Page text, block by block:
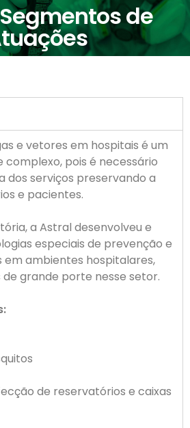
de
e vetores em hospitais é um
pois é necessário
dos serviços preservando a
e pacientes.
a Astral desenvolveu e
especiais de prevenção e
ambientes hospitalares,
grande porte nesse setor.
de reservatórios e caixas